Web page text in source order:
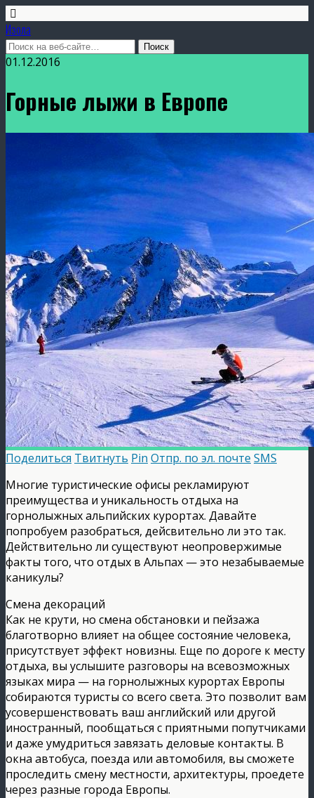
Изола
01.12.2016
Горные лыжи в Европе
Поделиться Твитнуть Pin Отпр. по эл. почте SMS
Многие туристические офисы рекламируют
преимущества и уникальность отдыха на
горнолыжных альпийских курортах. Давайте
попробуем разобраться, дейсвительно ли это так.
Действительно ли существуют неопровержимые
факты того, что отдых в Альпах — это незабываемые
каникулы?
Смена декораций
Как не крути, но смена обстановки и пейзажа
благотворно влияет на общее состояние человека,
присутствует эффект новизны. Еще по дороге к месту
отдыха, вы услышите разговоры на всевозможных
языках мира — на горнолыжных курортах Европы
собираются туристы со всего света. Это позволит вам
усовершенствовать ваш английский или другой
иностранный, пообщаться с приятными попутчиками
и даже умудриться завязать деловые контакты. В
окна автобуса, поезда или автомобиля, вы сможете
проследить смену местности, архитектуры, проедете
через разные города Европы.